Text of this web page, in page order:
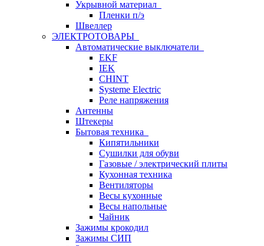
Укрывной материал
Пленки п/э
Швеллер
ЭЛЕКТРОТОВАРЫ
Автоматические выключатели
EKF
IEK
CHINT
Systeme Electric
Реле напряжения
Антенны
Штекеры
Бытовая техника
Кипятильники
Сушилки для обуви
Газовые / электрический плиты
Кухонная техника
Вентиляторы
Весы кухонные
Весы напольные
Чайник
Зажимы крокодил
Зажимы СИП